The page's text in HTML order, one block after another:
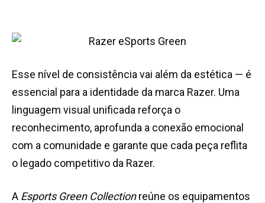
Esse nível de consistência vai além da estética — é
essencial para a identidade da marca Razer. Uma
linguagem visual unificada reforça o
reconhecimento, aprofunda a conexão emocional
com a comunidade e garante que cada peça reflita
o legado competitivo da Razer.
A Esports Green Collectionreúne os equipamentos